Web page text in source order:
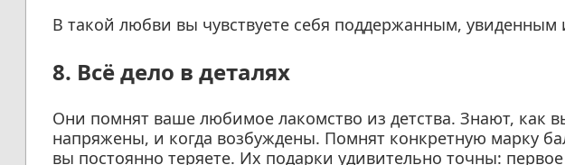
В такой любви вы чувствуете себя поддержанным,
8. Всё дело в деталях
Они помнят ваше любимое лакомство из детства. Знают, как
напряжены, и когда возбуждены. Помнят конкретную марку
вы постоянно теряете. Их подарки удивительно точны: